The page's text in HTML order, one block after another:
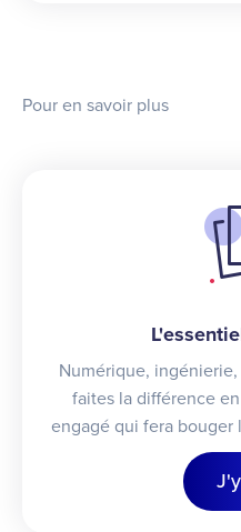
Pour en savoir plus
Numérique,
faites la différence
engagé qui fera bouger